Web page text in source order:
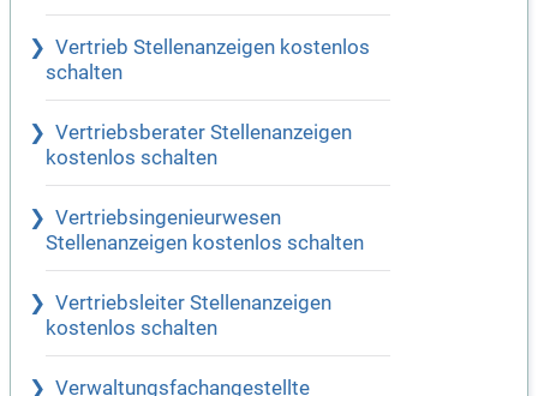
Vertrieb Stellenanzeigen kostenlos
schalten
Vertriebsberater Stellenanzeigen
kostenlos schalten
Vertriebsingenieurwesen
Stellenanzeigen kostenlos schalten
Vertriebsleiter Stellenanzeigen
kostenlos schalten
Verwaltungsfachangestellte